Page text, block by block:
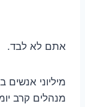
אתם לא לבד.
מיליוני
מנהלים קרב